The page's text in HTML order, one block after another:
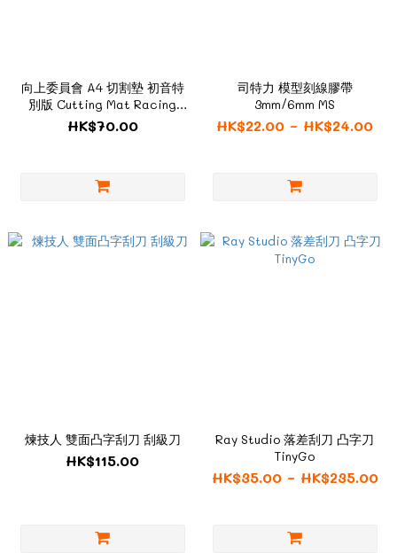
向上委員會 A4 切割墊 初音特
別版 Cutting Mat Racing
Miku 2025Ver.
HK$70.00
司特力 模型刻線膠帶
3mm/6mm MS
HK$22.00 ~ HK$24.00
煉技人 雙面凸字刮刀 刮級刀
HK$115.00
Ray Studio 落差刮刀 凸字刀
TinyGo
HK$35.00 ~ HK$235.00